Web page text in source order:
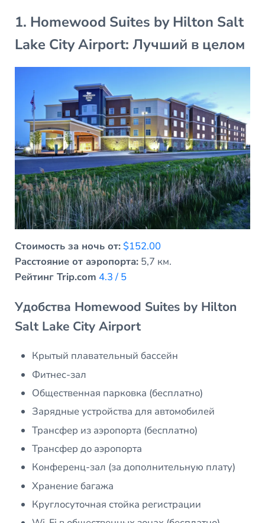
1. Homewood Suites by Hilton Salt
Lake City Airport: Лучший в целом
Стоимость за ночь от: $152.00
Расстояние от аэропорта:5,7 км.
Рейтинг Trip.com 4.3 / 5
Удобства Homewood Suites by Hilton
Salt Lake City Airport
Крытый плавательный бассейн
Фитнес-зал
Общественная парковка (бесплатно)
Зарядные устройства для автомобилей
Трансфер из аэропорта (бесплатно)
Трансфер до аэропорта
Конференц-зал (за дополнительную плату)
Хранение багажа
Круглосуточная стойка регистрации